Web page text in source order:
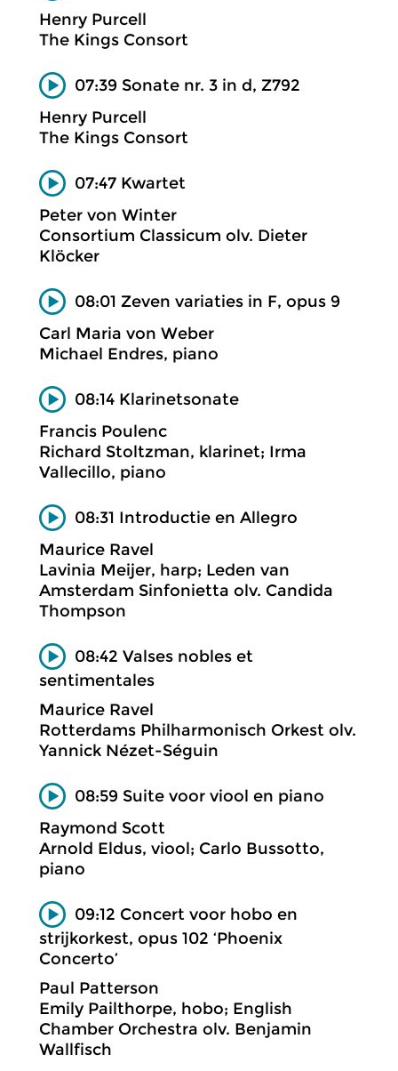
Henry Purcell
The Kings Consort
07:39 Sonate nr. 3 in d, Z792
Henry Purcell
The Kings Consort
07:47 Kwartet
Peter von Winter
Consortium Classicum olv. Dieter
Klöcker
08:01 Zeven variaties in F, opus 9
Carl Maria von Weber
Michael Endres, piano
08:14 Klarinetsonate
Francis Poulenc
Richard Stoltzman, klarinet; Irma
Vallecillo, piano
08:31 Introductie en Allegro
Maurice Ravel
Lavinia Meijer, harp; Leden van
Amsterdam Sinfonietta olv. Candida
Thompson
08:42 Valses nobles et
sentimentales
Maurice Ravel
Rotterdams Philharmonisch Orkest olv.
Yannick Nézet-Séguin
08:59 Suite voor viool en piano
Raymond Scott
Arnold Eldus, viool; Carlo Bussotto,
piano
09:12 Concert voor hobo en
strijkorkest, opus 102 ‘Phoenix
Concerto’
Paul Patterson
Emily Pailthorpe, hobo; English
Chamber Orchestra olv. Benjamin
Wallfisch